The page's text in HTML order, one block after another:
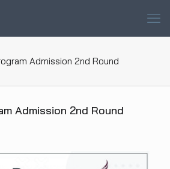
Admission 2nd Round
Admission 2nd Round